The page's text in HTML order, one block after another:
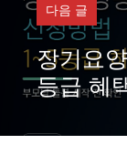
다음 글
장기요
등급 혜